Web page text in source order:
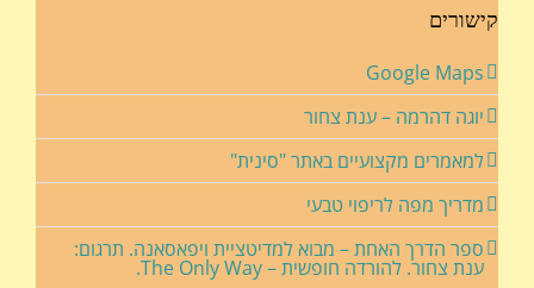
קישורים
Google Maps
יוגה דהרמה – ענת צחור
למאמרים מקצועיים באתר "סינית"
מדריך מפה לריפוי טבעי
ספר הדרך האחת – מבוא למדיטציית ויפאסאנה. תרגום:
ענת צחור. להורדה חופשית – The Only Way.